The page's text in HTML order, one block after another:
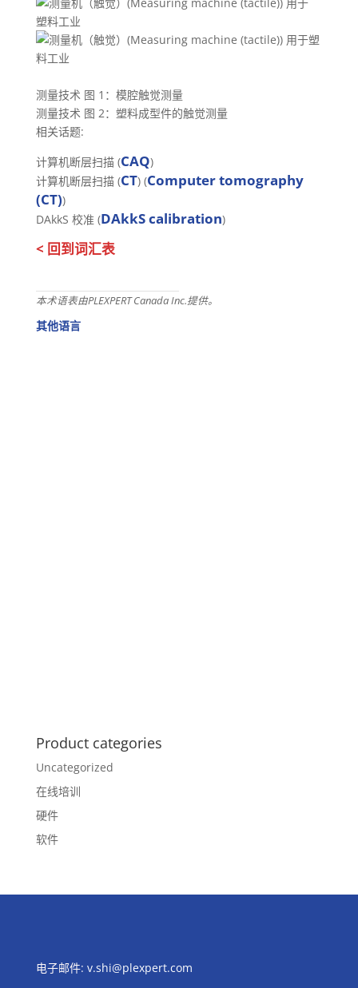
测量技术 图 1：模腔触觉测量
测量技术 图 2：塑料成型件的触觉测量
相关话题:
计算机断层扫描 (CAQ)
计算机断层扫描 (CT) (Computer tomography
(CT))
DAkkS 校准 (DAkkS calibration)
< 回到词汇表
本术语表由PLEXPERT Canada Inc.提供。
其他语言
Product categories
Uncategorized
在线培训
硬件
软件
电子邮件: v.shi@plexpert.com